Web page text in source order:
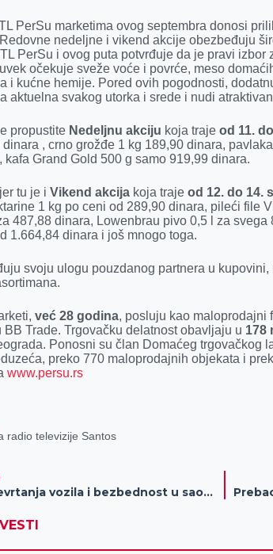
n
g
e
r
d
I
n
A
p
p
PerSu marketima ovog septembra donosi
nedeljne i vikend akcije obezbeđuju
PerSu i ovog puta potvrđuje da je pravi
očekuje sveže voće i povrće, meso
i kućne hemije. Pored ovih pogodnosti,
aktuelna svakog utorka i srede i nudi
propustite Nedeljnu akciju koja trajeod 11.
dinara , crno grožđe 1 kg 189,90 dinara,
kafa Grand Gold 500 g samo 919,99 dinara.
tu je iVikend akcija koja trajeod 12. do 14.
1 kg po ceni od 289,90 dinara, pileći file
487,88 dinara, Lowenbrau pivo 0,5 l za
1.664,84 dinara i još mnogo toga.
svoju ulogu pouzdanog partnera u
već 28 godina, posluju kao maloprodajni
BB Trade. Trgovačku delatnost obavljaju u 178
Ponosni su član Domaćeg trgovačkog
preko 770 maloprodajnih objekata i
www.persu.rs
radio televizije Santos
Simulator prevrtanja vozila i bezbednost u saobraćaju